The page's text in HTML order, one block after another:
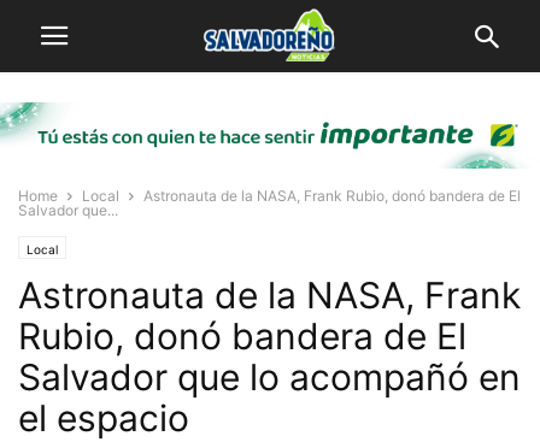
Home Local
Astronauta de la NASA, Frank Rubio, donó bandera de El
Salvador que...
Local
Astronauta de la NASA, Frank
Rubio, donó bandera de El
Salvador que lo acompañó en
el espacio